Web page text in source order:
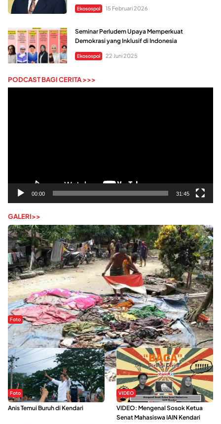
Ekosospol 15 Februari 2026
Seminar Perludem Upaya Memperkuat
Demokrasi yang Inklusif di Indonesia
Ekosospol 22 Juni 2025
PODCAST BAGI CERITA >>>
00:00 31:45
GALERI>>
Foto
Sejak Banjir Bandang, Warga Butuhkan Air Bersih
Foto
Anis Temui Buruh di Kendari
VIDEO
VIDEO: Mengenal Sosok Ketua
Senat Mahasiswa IAIN Kendari